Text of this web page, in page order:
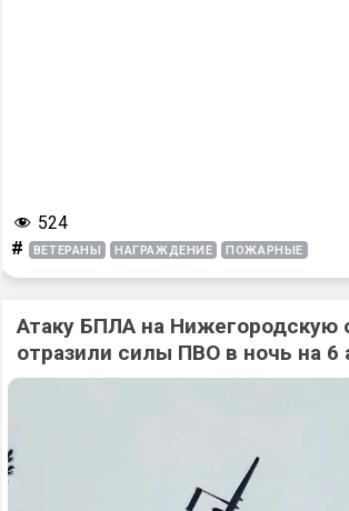
524
# ВЕТЕРАНЫ НАГРАЖДЕНИЕ ПОЖАРНЫЕ
Атаку БПЛА на Нижегородскую
отразили силы ПВО в ночь на 6